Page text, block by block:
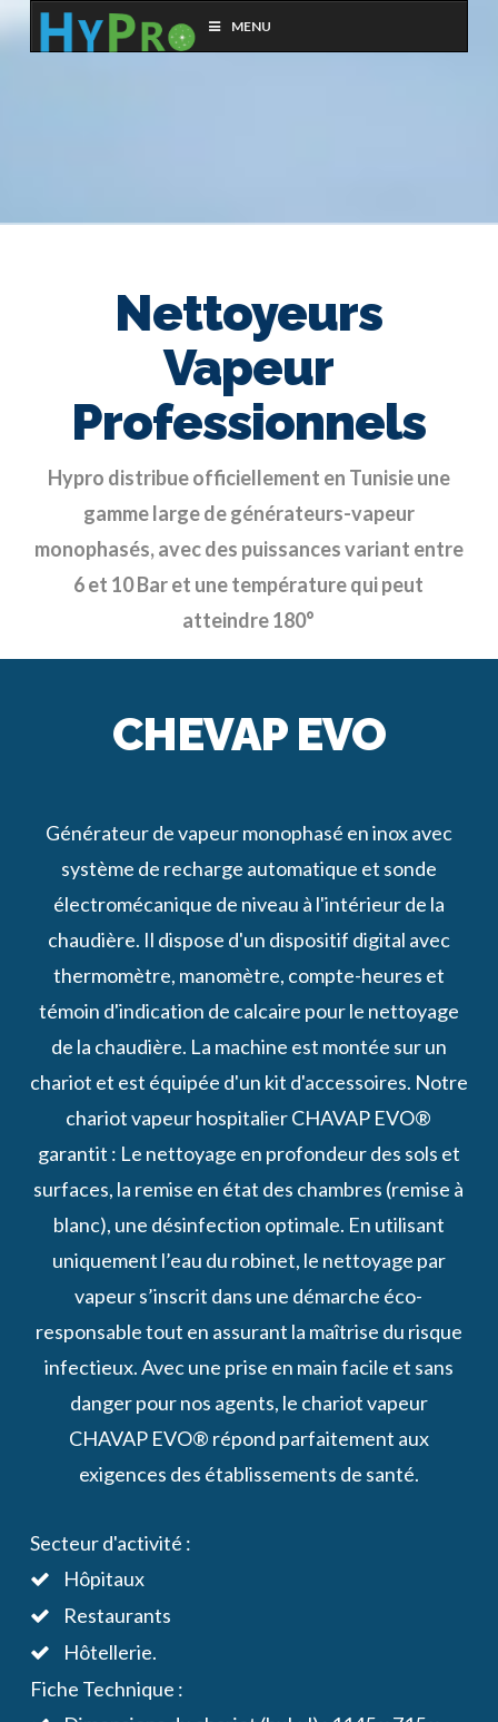
Hypro MENU
Nettoyeurs
Vapeur
Professionnels
Hypro distribue officiellement en Tunisie une
gamme large de générateurs-vapeur
monophasés, avec des puissances variant entre
6 et 10 Bar et une température qui peut
atteindre 180°
CHEVAP EVO
Générateur de vapeur monophasé en inox avec
système de recharge automatique et sonde
électromécanique de niveau à l'intérieur de la
chaudière. Il dispose d'un dispositif digital avec
thermomètre, manomètre, compte-heures et
témoin d'indication de calcaire pour le nettoyage
de la chaudière. La machine est montée sur un
chariot et est équipée d'un kit d'accessoires. Notre
chariot vapeur hospitalier CHAVAP EVO®
garantit : Le nettoyage en profondeur des sols et
surfaces, la remise en état des chambres (remise à
blanc), une désinfection optimale. En utilisant
uniquement l’eau du robinet, le nettoyage par
vapeur s’inscrit dans une démarche éco-
responsable tout en assurant la maîtrise du risque
infectieux. Avec une prise en main facile et sans
danger pour nos agents, le chariot vapeur
CHAVAP EVO® répond parfaitement aux
exigences des établissements de santé.
Secteur d'activité :
Hôpitaux
Restaurants
Hôtellerie.
Fiche Technique :